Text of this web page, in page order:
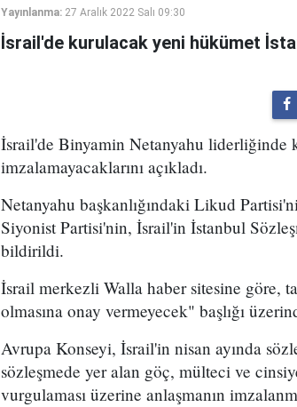
Yayınlanma: 27 Aralık 2022 Salı 09:30
İsrail'de kurulacak yeni hükümet
İsrail'de Binyamin Netanyahu liderliğinde
imzalamayacaklarını açıkladı.
Netanyahu başkanlığındaki Likud
Siyonist Partisi'nin, İsrail'in İstanbul
bildirildi.
İsrail merkezli Walla haber sitesine göre,
olmasına onay vermeyecek" başlığı
Avrupa Konseyi, İsrail'in nisan ayında
sözleşmede yer alan göç, mülteci ve
vurgulaması üzerine anlaşmanın